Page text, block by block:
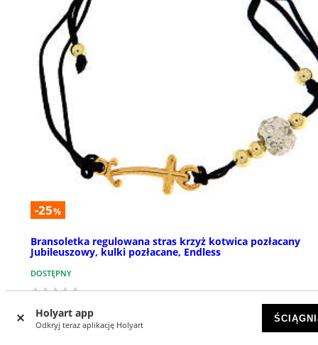
Holyart app
Odkryj teraz aplikację Holyart
-25%
Bransoletka regulowana stras krzyż kotwica pozłacany
Jubileuszowy, kulki pozłacane, Endless
DOSTĘPNY
zł 40,69 zł 54,26